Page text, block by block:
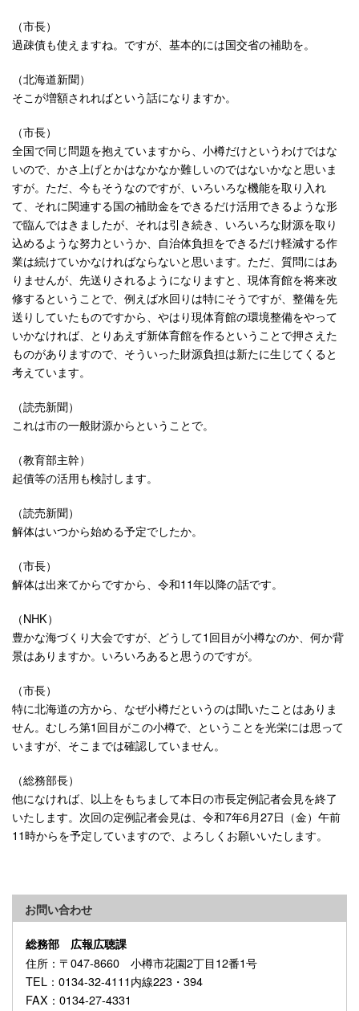
（市長）
過疎債も使えますね。ですが、基本的には国交省の補助を。
（北海道新聞）
そこが増額されればという話になりますか。
（市長）
全国で同じ問題を抱えていますから、小樽だけというわけではな
いので、かさ上げとかはなかなか難しいのではないかなと思いま
すが。ただ、今もそうなのですが、いろいろな機能を取り入れ
て、それに関連する国の補助金をできるだけ活用できるような形
で臨んではきましたが、それは引き続き、いろいろな財源を取り
込めるような努力というか、自治体負担をできるだけ軽減する作
業は続けていかなければならないと思います。ただ、質問にはあ
りませんが、先送りされるようになりますと、現体育館を将来改
修するということで、例えば水回りは特にそうですが、整備を先
送りしていたものですから、やはり現体育館の環境整備をやって
いかなければ、とりあえず新体育館を作るということで押さえた
ものがありますので、そういった財源負担は新たに生じてくると
考えています。
（読売新聞）
これは市の一般財源からということで。
（教育部主幹）
起債等の活用も検討します。
（読売新聞）
解体はいつから始める予定でしたか。
（市長）
解体は出来てからですから、令和11年以降の話です。
（NHK）
豊かな海づくり大会ですが、どうして1回目が小樽なのか、何か背
景はありますか。いろいろあると思うのですが。
（市長）
特に北海道の方から、なぜ小樽だというのは聞いたことはありま
せん。むしろ第1回目がこの小樽で、ということを光栄には思って
いますが、そこまでは確認していません。
（総務部長）
他になければ、以上をもちまして本日の市長定例記者会見を終了
いたします。次回の定例記者会見は、令和7年6月27日（金）午前
11時からを予定していますので、よろしくお願いいたします。
お問い合わせ
総務部 広報広聴課
住所 ：〒047-8660 小樽市花園2丁目12番1号
TEL ：0134-32-4111内線223・394
FAX ：0134-27-4331